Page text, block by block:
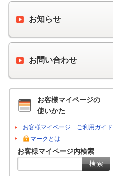
お知らせ
お問い合わせ
お客様マイページの
使いかた
お客様マイページ ご利用ガイド
マークとは
お客様マイページ内検索